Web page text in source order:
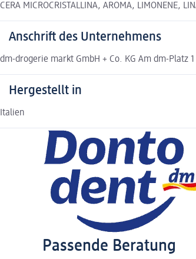
CERA MICROCRISTALLINA, AROMA, LIMONENE,
Anschrift des Unternehmens
dm-drogerie markt GmbH + Co. KG Am dm-Platz
Hergestellt in
Italien
Passende Beratung